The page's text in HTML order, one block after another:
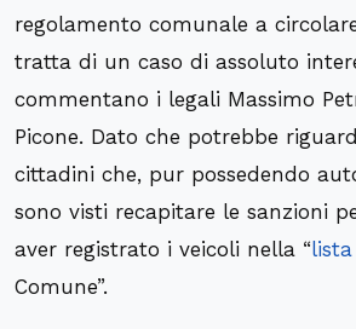
regolamento comunale a
tratta di un caso di assoluto
commentano i legali Massimo
Picone. Dato che potrebbe
cittadini che, pur possedendo
sono visti recapitare le sanzioni
aver registrato i veicoli nella “
Comune”.